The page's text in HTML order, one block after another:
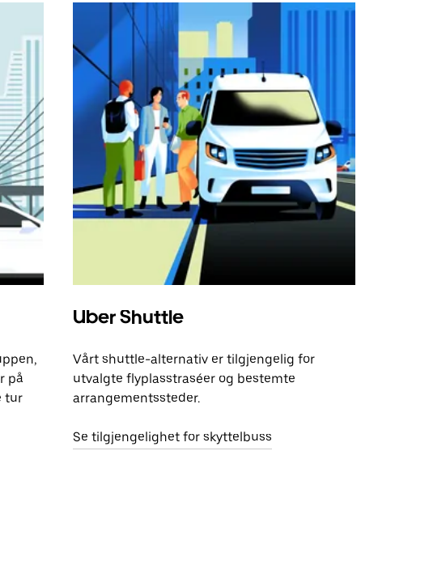
på
tur
Uber Shuttle
Vårt shuttle-alternativ er tilgjengelig for
utvalgte flyplasstraséer og bestemte
arrangementssteder.
Se tilgjengelighet for skyttelbuss